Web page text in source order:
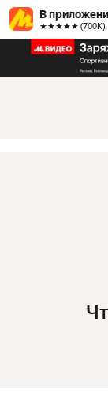
В
★★★★★ (700К)